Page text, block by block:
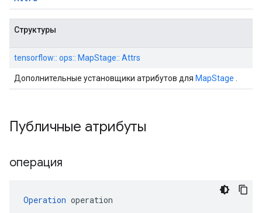
Структуры
tensorflow:: ops:: MapStage:: Attrs
Дополнительные установщики атрибутов для MapStage
Публичные атрибуты
операция
Operation operation